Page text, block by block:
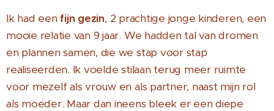
Ik had een fijn gezin, 2 prachtige jonge kinderen, een
mooie relatie van 9 jaar. We hadden tal van dromen
en plannen samen, die we stap voor stap
realiseerden. Ik voelde stilaan terug meer ruimte
voor mezelf als vrouw en als partner, naast mijn rol
als moeder. Maar dan ineens bleek er een diepe